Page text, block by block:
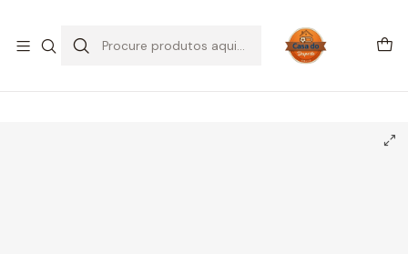
Início CALÇADO Nike
Dunk Low
Nike Dunk Low Denim Turquoise